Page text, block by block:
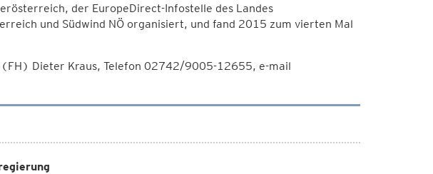
der EuropeDirect-Infostelle des Landes
und Südwind NÖ organisiert, und fand 2015 zum vierten Mal
Dieter Kraus, Telefon 02742/9005-12655, e-mail